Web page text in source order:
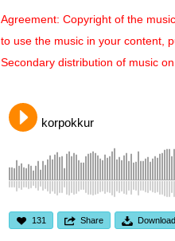
Agreement: Copyright of the
to use the music in your content,
Secondary distribution of music
korpokkur
131 Share Download